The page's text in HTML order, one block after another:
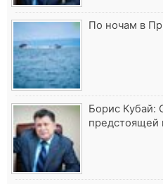
По ночам в
Борис Кубай:
предстоящей